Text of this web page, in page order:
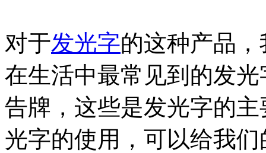
对于发光字的这种产品
在生活中最常见到的发
告牌，这些是发光字的
光字的使用，可以给我